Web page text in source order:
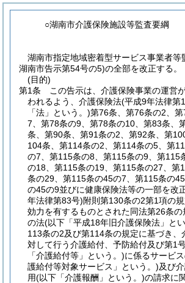
○湖南市介護保険施設等監査要綱
湖南市指定地域密着型サービス事業者等
湖南市告示第54号の5)の全部を改正する。
(目的)
第1条
この告示は、介護保険事業の運営
われるよう、介護保険法(平成9年法律第
「法」という。)第76条、第76条の2、
7、第78条の9、第78条の10、第83条、
条、第90条、第91条の2、第92条、第
104条、第114条の2、第114条の5、第
の7、第115条の8、第115条の9、第115
の18、第115条の19、第115条の27、第
条の29、第115条の45の7、第115条の
の45の9並びに健康保険法等の一部を改
年法律第83号)附則第130条の2第1項の
効力を有するものとされた同法第26条
の法(以下「平成18年旧介護保険法」と
113条の2及び第114条の規定に基づき、
対して行う介護給付、予防給付及び第1
「介護給付等」という。)に係るサービ
護給付等対象サービス」という。)及び
用(以下「介護報酬」という。)の請求に